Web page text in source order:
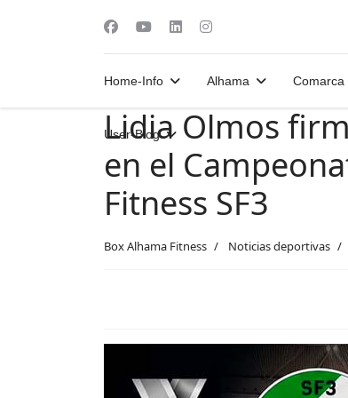
Home-Info Alhama Comarca
User-Blog
Lidia Olmos
en el
Fitness SF3
Box Alhama Fitness Noticias deportivas